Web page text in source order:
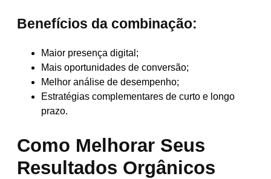
Benefícios da combinação:
Maior presença digital;
Mais oportunidades de conversão;
Melhor análise de desempenho;
Estratégias complementares de curto e longo
prazo.
Como Melhorar Seus
Resultados Orgânicos